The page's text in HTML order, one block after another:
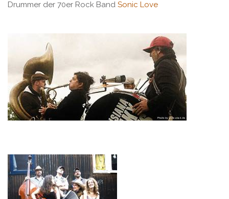
Drummer der 70er Rock Band Sonic Love